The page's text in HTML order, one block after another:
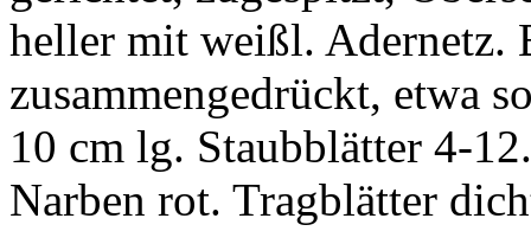
heller mit weißl. Adernetz.
zusammengedrückt, etwa
10 cm lg. Staubblätter 4-
Narben rot. Tragblätter